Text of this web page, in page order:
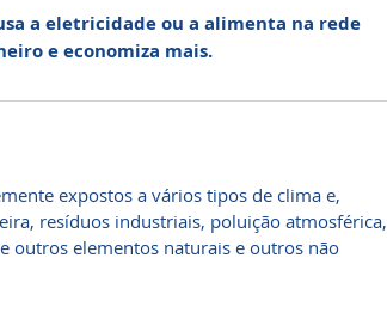
a eletricidade ou a alimenta na rede
e economiza mais.
expostos a vários tipos de clima e,
resíduos industriais, poluição atmosférica,
outros elementos naturais e outros não